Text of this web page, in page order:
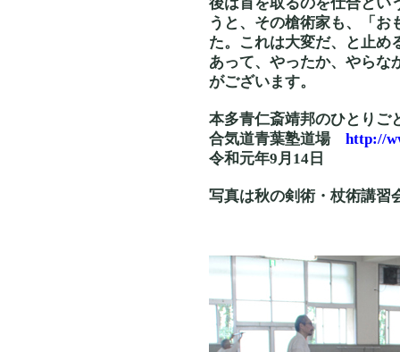
うと、その槍術家も、「お
た。これは大変だ、と止め
あって、やったか、やらな
がございます。
本多青仁斎靖邦のひとりご
合気道青葉塾道場 http://
令和元年9月14日
写真は秋の剣術・杖術講習